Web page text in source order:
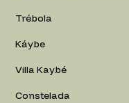
Trébola
Káybe
Villa Kaybé
Constelada